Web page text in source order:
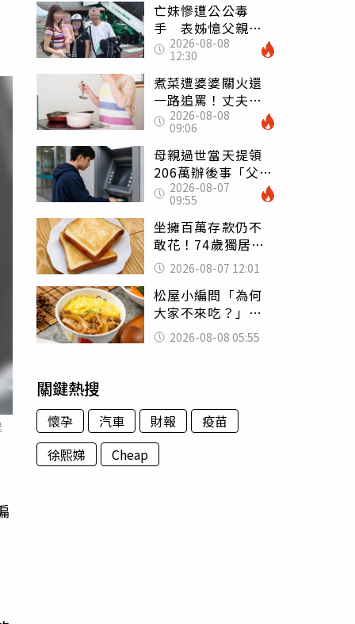
亡妹慘遭公公毒
手 表姊憶父親節
前夕：小舅舅仍到
殯儀館陪她說話
2026-08-08
12:30
煮菜遭婆婆關火還
一路追罵！丈夫勸
別計較「媽媽老
了」 人妻超崩
潰：我像台傭
2026-08-08
09:06
母親過世當天提領
206萬辦後事「父子
遭判刑」 律師：
搶錢先下手是罪
2026-08-07
09:55
坐擁百萬存款仍不
敢花！74歲獨居翁
「1餐只吃1片吐
司」 半年後暴瘦
嚇壞女兒
2026-08-07 12:01
松屋小編問「為何
大家不來吃？」
一票人點出3大問
題：滿手好牌打到
2026-08-08 05:55
關鍵熱搜
懷孕 汽車 財報
疫苗
徐熙娣
Cheap